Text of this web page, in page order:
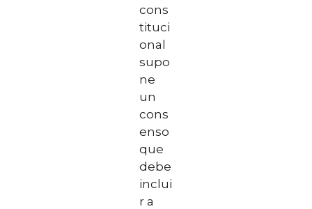
cons
tituci
onal
supo
ne
un
cons
enso
que
debe
inclui
r a